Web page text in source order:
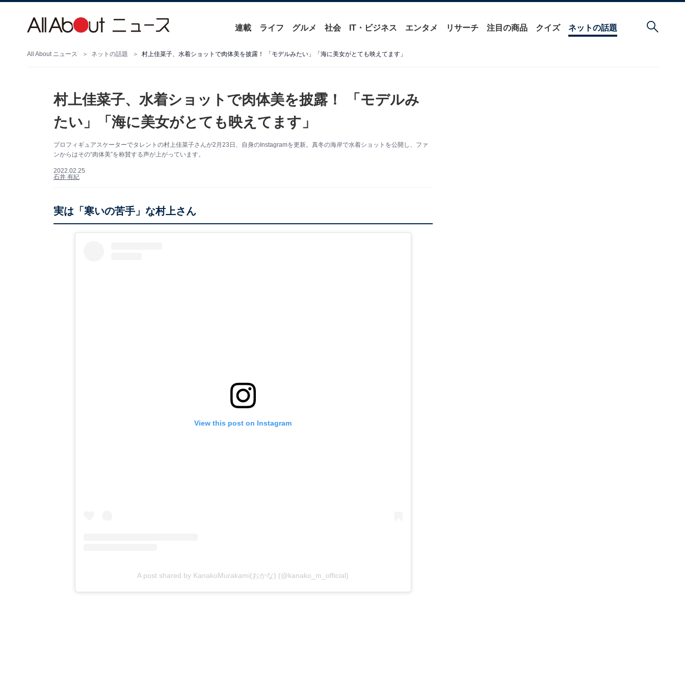
連載 ライフ グルメ 社会 IT・ビジネス エンタメ リサーチ 注目の商品 クイズ ネットの話題
All About ニュース ネットの話題 村上佳菜子、水着ショットで肉体美を披露！ 「モデルみたい」「海に美女がとても映えてます」
村上佳菜子、水着ショットで肉体美を披露！ 「モデルみ
たい」「海に美女がとても映えてます」
プロフィギュアスケーターでタレントの村上佳菜子さんが2月23日、自身のInstagramを更新。真冬の海岸で水着ショットを公開し、ファ
ンからはその“肉体美”を称賛する声が上がっています。
2022.02.25
石井 有紀
実は「寒いの苦手」な村上さん
View this post on Instagram
A post shared by KanakoMurakami(おかな) (@kanako_m_official)